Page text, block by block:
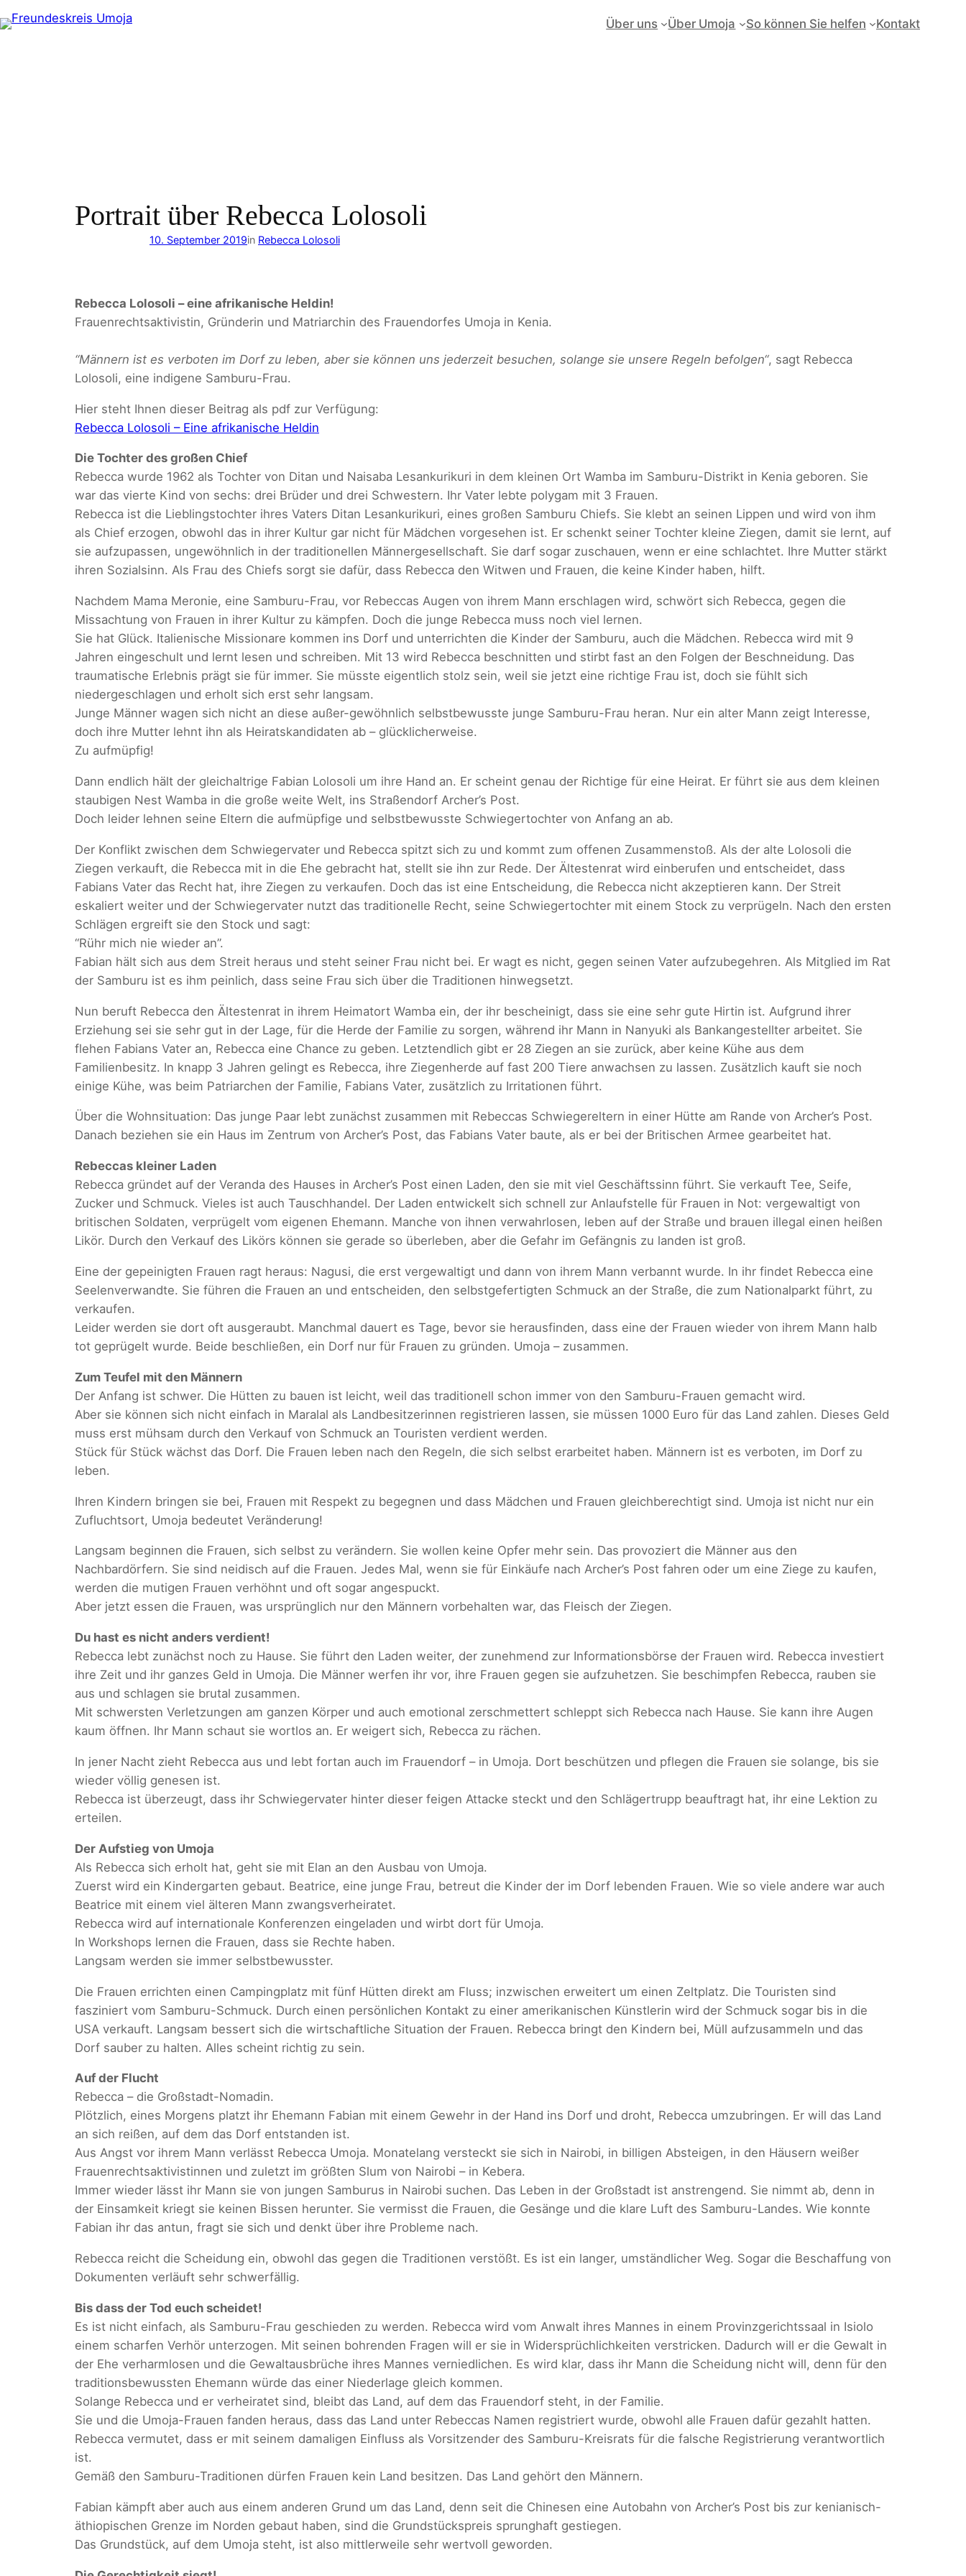
Inhalt
Über uns Über Umoja So können Sie helfen Kontakt
Portrait über Rebecca Lolosoli
10. September 2019in Rebecca Lolosoli
Rebecca Lolosoli – eine afrikanische Heldin!
Frauenrechtsaktivistin, Gründerin und Matriarchin des Frauendorfes Umoja in Kenia.
“Männern ist es verboten im Dorf zu leben, aber sie können uns jederzeit besuchen, solange sie unsere Regeln befolgen“, sagt Rebecca
Lolosoli, eine indigene Samburu-Frau.
Hier steht Ihnen dieser Beitrag als pdf zur Verfügung:
Rebecca Lolosoli – Eine afrikanische Heldin
Die Tochter des großen Chief
Rebecca wurde 1962 als Tochter von Ditan und Naisaba Lesankurikuri in dem kleinen Ort Wamba im Samburu-Distrikt in Kenia geboren. Sie
war das vierte Kind von sechs: drei Brüder und drei Schwestern. Ihr Vater lebte polygam mit 3 Frauen.
Rebecca ist die Lieblingstochter ihres Vaters Ditan Lesankurikuri, eines großen Samburu Chiefs. Sie klebt an seinen Lippen und wird von ihm
als Chief erzogen, obwohl das in ihrer Kultur gar nicht für Mädchen vorgesehen ist. Er schenkt seiner Tochter kleine Ziegen, damit sie lernt, auf
sie aufzupassen, ungewöhnlich in der traditionellen Männergesellschaft. Sie darf sogar zuschauen, wenn er eine schlachtet. Ihre Mutter stärkt
ihren Sozialsinn. Als Frau des Chiefs sorgt sie dafür, dass Rebecca den Witwen und Frauen, die keine Kinder haben, hilft.
Nachdem Mama Meronie, eine Samburu-Frau, vor Rebeccas Augen von ihrem Mann erschlagen wird, schwört sich Rebecca, gegen die
Missachtung von Frauen in ihrer Kultur zu kämpfen. Doch die junge Rebecca muss noch viel lernen.
Sie hat Glück. Italienische Missionare kommen ins Dorf und unterrichten die Kinder der Samburu, auch die Mädchen. Rebecca wird mit 9
Jahren eingeschult und lernt lesen und schreiben. Mit 13 wird Rebecca beschnitten und stirbt fast an den Folgen der Beschneidung. Das
traumatische Erlebnis prägt sie für immer. Sie müsste eigentlich stolz sein, weil sie jetzt eine richtige Frau ist, doch sie fühlt sich
niedergeschlagen und erholt sich erst sehr langsam.
Junge Männer wagen sich nicht an diese außer-gewöhnlich selbstbewusste junge Samburu-Frau heran. Nur ein alter Mann zeigt Interesse,
doch ihre Mutter lehnt ihn als Heiratskandidaten ab – glücklicherweise.
Zu aufmüpfig!
Dann endlich hält der gleichaltrige Fabian Lolosoli um ihre Hand an. Er scheint genau der Richtige für eine Heirat. Er führt sie aus dem kleinen
staubigen Nest Wamba in die große weite Welt, ins Straßendorf Archer’s Post.
Doch leider lehnen seine Eltern die aufmüpfige und selbstbewusste Schwiegertochter von Anfang an ab.
Der Konflikt zwischen dem Schwiegervater und Rebecca spitzt sich zu und kommt zum offenen Zusammenstoß. Als der alte Lolosoli die
Ziegen verkauft, die Rebecca mit in die Ehe gebracht hat, stellt sie ihn zur Rede. Der Ältestenrat wird einberufen und entscheidet, dass
Fabians Vater das Recht hat, ihre Ziegen zu verkaufen. Doch das ist eine Entscheidung, die Rebecca nicht akzeptieren kann. Der Streit
eskaliert weiter und der Schwiegervater nutzt das traditionelle Recht, seine Schwiegertochter mit einem Stock zu verprügeln. Nach den ersten
Schlägen ergreift sie den Stock und sagt:
“Rühr mich nie wieder an”.
Fabian hält sich aus dem Streit heraus und steht seiner Frau nicht bei. Er wagt es nicht, gegen seinen Vater aufzubegehren. Als Mitglied im Rat
der Samburu ist es ihm peinlich, dass seine Frau sich über die Traditionen hinwegsetzt.
Nun beruft Rebecca den Ältestenrat in ihrem Heimatort Wamba ein, der ihr bescheinigt, dass sie eine sehr gute Hirtin ist. Aufgrund ihrer
Erziehung sei sie sehr gut in der Lage, für die Herde der Familie zu sorgen, während ihr Mann in Nanyuki als Bankangestellter arbeitet. Sie
flehen Fabians Vater an, Rebecca eine Chance zu geben. Letztendlich gibt er 28 Ziegen an sie zurück, aber keine Kühe aus dem
Familienbesitz. In knapp 3 Jahren gelingt es Rebecca, ihre Ziegenherde auf fast 200 Tiere anwachsen zu lassen. Zusätzlich kauft sie noch
einige Kühe, was beim Patriarchen der Familie, Fabians Vater, zusätzlich zu Irritationen führt.
Über die Wohnsituation: Das junge Paar lebt zunächst zusammen mit Rebeccas Schwiegereltern in einer Hütte am Rande von Archer’s Post.
Danach beziehen sie ein Haus im Zentrum von Archer’s Post, das Fabians Vater baute, als er bei der Britischen Armee gearbeitet hat.
Rebeccas kleiner Laden
Rebecca gründet auf der Veranda des Hauses in Archer’s Post einen Laden, den sie mit viel Geschäftssinn führt. Sie verkauft Tee, Seife,
Zucker und Schmuck. Vieles ist auch Tauschhandel. Der Laden entwickelt sich schnell zur Anlaufstelle für Frauen in Not: vergewaltigt von
britischen Soldaten, verprügelt vom eigenen Ehemann. Manche von ihnen verwahrlosen, leben auf der Straße und brauen illegal einen heißen
Likör. Durch den Verkauf des Likörs können sie gerade so überleben, aber die Gefahr im Gefängnis zu landen ist groß.
Eine der gepeinigten Frauen ragt heraus: Nagusi, die erst vergewaltigt und dann von ihrem Mann verbannt wurde. In ihr findet Rebecca eine
Seelenverwandte. Sie führen die Frauen an und entscheiden, den selbstgefertigten Schmuck an der Straße, die zum Nationalparkt führt, zu
verkaufen.
Leider werden sie dort oft ausgeraubt. Manchmal dauert es Tage, bevor sie herausfinden, dass eine der Frauen wieder von ihrem Mann halb
tot geprügelt wurde. Beide beschließen, ein Dorf nur für Frauen zu gründen. Umoja – zusammen.
Zum Teufel mit den Männern
Der Anfang ist schwer. Die Hütten zu bauen ist leicht, weil das traditionell schon immer von den Samburu-Frauen gemacht wird.
Aber sie können sich nicht einfach in Maralal als Landbesitzerinnen registrieren lassen, sie müssen 1000 Euro für das Land zahlen. Dieses Geld
muss erst mühsam durch den Verkauf von Schmuck an Touristen verdient werden.
Stück für Stück wächst das Dorf. Die Frauen leben nach den Regeln, die sich selbst erarbeitet haben. Männern ist es verboten, im Dorf zu
leben.
Ihren Kindern bringen sie bei, Frauen mit Respekt zu begegnen und dass Mädchen und Frauen gleichberechtigt sind. Umoja ist nicht nur ein
Zufluchtsort, Umoja bedeutet Veränderung!
Langsam beginnen die Frauen, sich selbst zu verändern. Sie wollen keine Opfer mehr sein. Das provoziert die Männer aus den
Nachbardörfern. Sie sind neidisch auf die Frauen. Jedes Mal, wenn sie für Einkäufe nach Archer’s Post fahren oder um eine Ziege zu kaufen,
werden die mutigen Frauen verhöhnt und oft sogar angespuckt.
Aber jetzt essen die Frauen, was ursprünglich nur den Männern vorbehalten war, das Fleisch der Ziegen.
Du hast es nicht anders verdient!
Rebecca lebt zunächst noch zu Hause. Sie führt den Laden weiter, der zunehmend zur Informationsbörse der Frauen wird. Rebecca investiert
ihre Zeit und ihr ganzes Geld in Umoja. Die Männer werfen ihr vor, ihre Frauen gegen sie aufzuhetzen. Sie beschimpfen Rebecca, rauben sie
aus und schlagen sie brutal zusammen.
Mit schwersten Verletzungen am ganzen Körper und auch emotional zerschmettert schleppt sich Rebecca nach Hause. Sie kann ihre Augen
kaum öffnen. Ihr Mann schaut sie wortlos an. Er weigert sich, Rebecca zu rächen.
In jener Nacht zieht Rebecca aus und lebt fortan auch im Frauendorf – in Umoja. Dort beschützen und pflegen die Frauen sie solange, bis sie
wieder völlig genesen ist.
Rebecca ist überzeugt, dass ihr Schwiegervater hinter dieser feigen Attacke steckt und den Schlägertrupp beauftragt hat, ihr eine Lektion zu
erteilen.
Der Aufstieg von Umoja
Als Rebecca sich erholt hat, geht sie mit Elan an den Ausbau von Umoja.
Zuerst wird ein Kindergarten gebaut. Beatrice, eine junge Frau, betreut die Kinder der im Dorf lebenden Frauen. Wie so viele andere war auch
Beatrice mit einem viel älteren Mann zwangsverheiratet.
Rebecca wird auf internationale Konferenzen eingeladen und wirbt dort für Umoja.
In Workshops lernen die Frauen, dass sie Rechte haben.
Langsam werden sie immer selbstbewusster.
Die Frauen errichten einen Campingplatz mit fünf Hütten direkt am Fluss; inzwischen erweitert um einen Zeltplatz. Die Touristen sind
fasziniert vom Samburu-Schmuck. Durch einen persönlichen Kontakt zu einer amerikanischen Künstlerin wird der Schmuck sogar bis in die
USA verkauft. Langsam bessert sich die wirtschaftliche Situation der Frauen. Rebecca bringt den Kindern bei, Müll aufzusammeln und das
Dorf sauber zu halten. Alles scheint richtig zu sein.
Auf der Flucht
Rebecca – die Großstadt-Nomadin.
Plötzlich, eines Morgens platzt ihr Ehemann Fabian mit einem Gewehr in der Hand ins Dorf und droht, Rebecca umzubringen. Er will das Land
an sich reißen, auf dem das Dorf entstanden ist.
Aus Angst vor ihrem Mann verlässt Rebecca Umoja. Monatelang versteckt sie sich in Nairobi, in billigen Absteigen, in den Häusern weißer
Frauenrechtsaktivistinnen und zuletzt im größten Slum von Nairobi – in Kebera.
Immer wieder lässt ihr Mann sie von jungen Samburus in Nairobi suchen. Das Leben in der Großstadt ist anstrengend. Sie nimmt ab, denn in
der Einsamkeit kriegt sie keinen Bissen herunter. Sie vermisst die Frauen, die Gesänge und die klare Luft des Samburu-Landes. Wie konnte
Fabian ihr das antun, fragt sie sich und denkt über ihre Probleme nach.
Rebecca reicht die Scheidung ein, obwohl das gegen die Traditionen verstößt. Es ist ein langer, umständlicher Weg. Sogar die Beschaffung von
Dokumenten verläuft sehr schwerfällig.
Bis dass der Tod euch scheidet!
Es ist nicht einfach, als Samburu-Frau geschieden zu werden. Rebecca wird vom Anwalt ihres Mannes in einem Provinzgerichtssaal in Isiolo
einem scharfen Verhör unterzogen. Mit seinen bohrenden Fragen will er sie in Widersprüchlichkeiten verstricken. Dadurch will er die Gewalt in
der Ehe verharmlosen und die Gewaltausbrüche ihres Mannes verniedlichen. Es wird klar, dass ihr Mann die Scheidung nicht will, denn für den
traditionsbewussten Ehemann würde das einer Niederlage gleich kommen.
Solange Rebecca und er verheiratet sind, bleibt das Land, auf dem das Frauendorf steht, in der Familie.
Sie und die Umoja-Frauen fanden heraus, dass das Land unter Rebeccas Namen registriert wurde, obwohl alle Frauen dafür gezahlt hatten.
Rebecca vermutet, dass er mit seinem damaligen Einfluss als Vorsitzender des Samburu-Kreisrats für die falsche Registrierung verantwortlich
ist.
Gemäß den Samburu-Traditionen dürfen Frauen kein Land besitzen. Das Land gehört den Männern.
Fabian kämpft aber auch aus einem anderen Grund um das Land, denn seit die Chinesen eine Autobahn von Archer’s Post bis zur kenianisch-
äthiopischen Grenze im Norden gebaut haben, sind die Grundstückspreis sprunghaft gestiegen.
Das Grundstück, auf dem Umoja steht, ist also mittlerweile sehr wertvoll geworden.